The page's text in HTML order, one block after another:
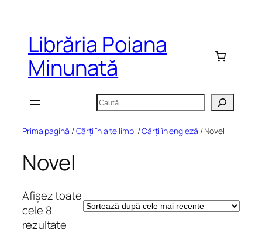
conținutLibrăria Poiana
Minunată
Caută
Prima pagină /Cărți în alte limbi /Cărți în engleză / Novel
Novel
Afișez toate
cele 8
rezultate